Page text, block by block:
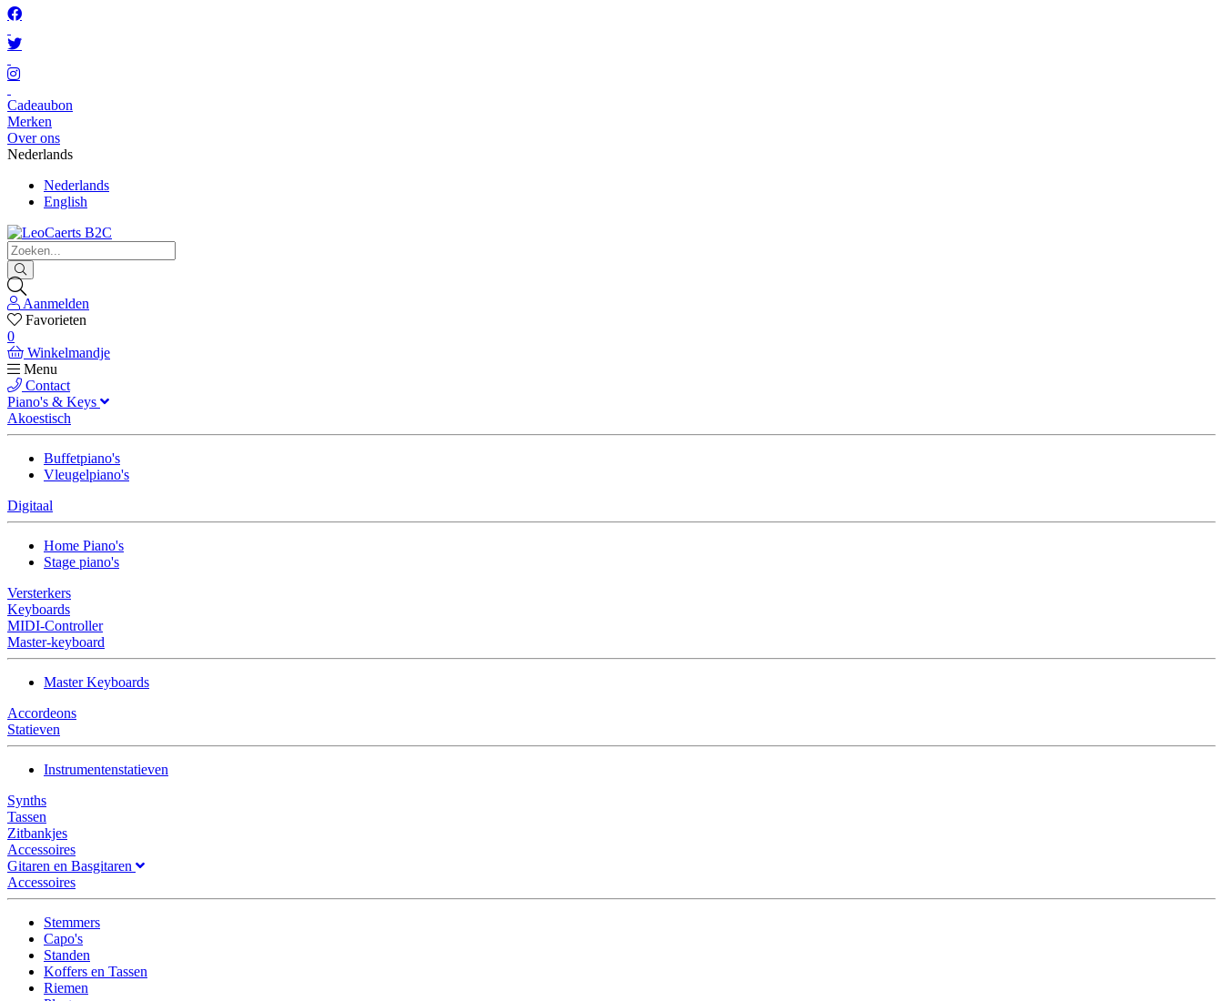
Cadeaubon
Merken
Over ons
Nederlands
Nederlands
English
Aanmelden
Favorieten
0
Winkelmandje
Menu
Contact
Piano's & Keys
Akoestisch
Buffetpiano's
Vleugelpiano's
Digitaal
Home Piano's
Stage piano's
Versterkers
Keyboards
MIDI-Controller
Master-keyboard
Master Keyboards
Accordeons
Statieven
Instrumentenstatieven
Synths
Tassen
Zitbankjes
Accessoires
Gitaren en Basgitaren
Accessoires
Stemmers
Capo's
Standen
Koffers en Tassen
Riemen